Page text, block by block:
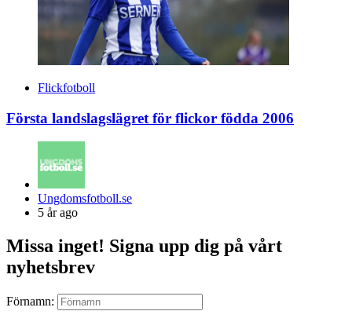
Flickfotboll
Första landslagslägret för flickor födda 2006
Posted
by
Ungdomsfotboll.se
5 år ago
Missa inget! Signa upp dig på vårt
nyhetsbrev
Förnamn: